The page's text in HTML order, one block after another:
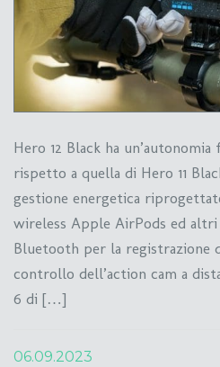
Hero 12 Black ha
rispetto a quella di Hero 11
gestione energetica
wireless Apple AirPods ed
Bluetooth per la registrazione
controllo dell’action cam a
6 di […]
06.09.2023